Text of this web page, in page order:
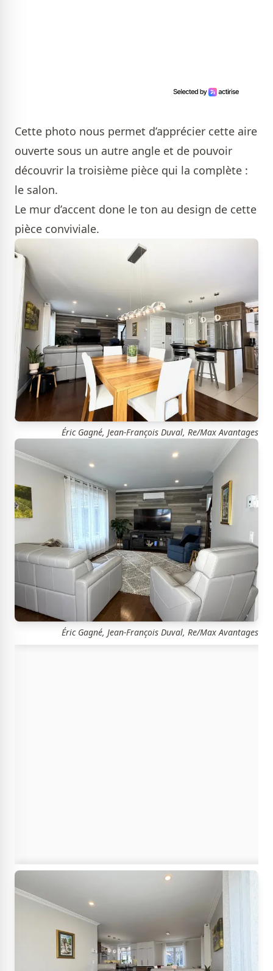
Cette photo nous permet d’apprécier cette aire
ouverte sous un autre angle et de pouvoir
découvrir la troisième pièce qui la complète :
le salon.
Le mur d’accent done le ton au design de cette
pièce conviviale.
Éric Gagné, Jean-François Duval, Re/Max Avantages
Éric Gagné, Jean-François Duval, Re/Max Avantages